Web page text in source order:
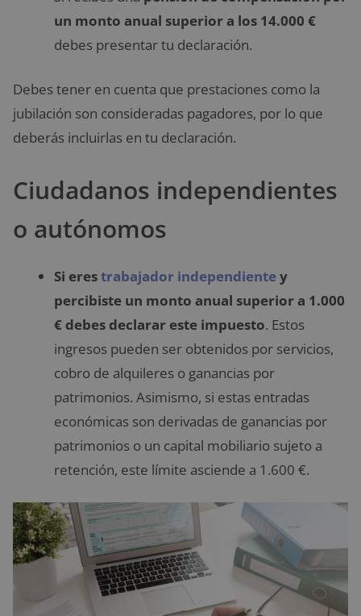
un monto anual superior a los 14.000 €
debes presentar tu declaración.
Debes tener en cuenta que prestaciones como la
jubilación son consideradas pagadores, por lo que
deberás incluirlas en tu declaración.
Ciudadanos independientes
o autónomos
Si erestrabajador independientey
percibiste un monto anual superior a 1.000
€ debes declarar este impuesto. Estos
ingresos pueden ser obtenidos por servicios,
cobro de alquileres o ganancias por
patrimonios. Asimismo, si estas entradas
económicas son derivadas de ganancias por
patrimonios o un capital mobiliario sujeto a
retención, este límite asciende a 1.600 €.